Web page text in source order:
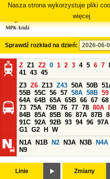
Nasza strona wykorzystuje pliki
więcej.
Sprawdź rozkład na dzień:
Z Z1 Z2 0 1 2 3 4 5 6 7
41 43 45
Z3 Z6 Z13 Z43 50A 50B
55B 55C 56 57 58A 58B 59
64A 64B 65A 65B 66 67 68
73 75A 75B 76 77 78 80A
84B 85A 85B 86 87A 87B
91C 92A 92B 93 94 96 97A
G1 G2 H
W
N1A
N1B N2 N3A N3B N4A
N9
Linie Zmiany